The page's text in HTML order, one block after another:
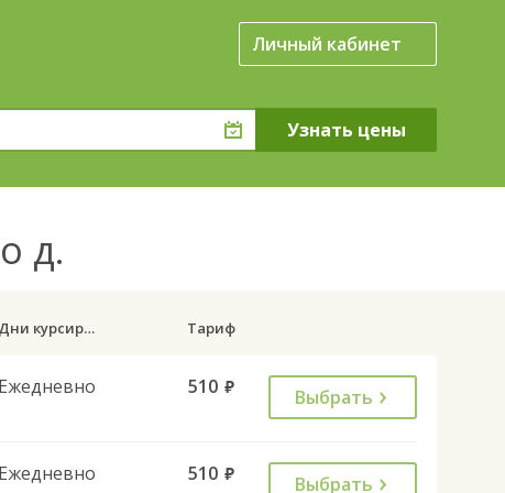
Личный кабинет
д.
Дни курсирования Тариф
Ежедневно 510 руб. Выбрать
Ежедневно 510 руб. Выбрать